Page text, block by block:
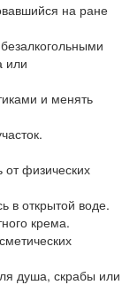
на ране
или
и менять
физических
в открытой воде.
крема.
душа, скрабы или